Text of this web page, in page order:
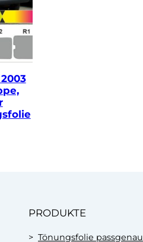
PRODUKTE
Tönungsfolie passgenau